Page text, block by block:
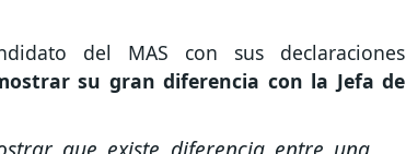
del MAS con sus declaraciones
su gran diferencia con la Jefa de